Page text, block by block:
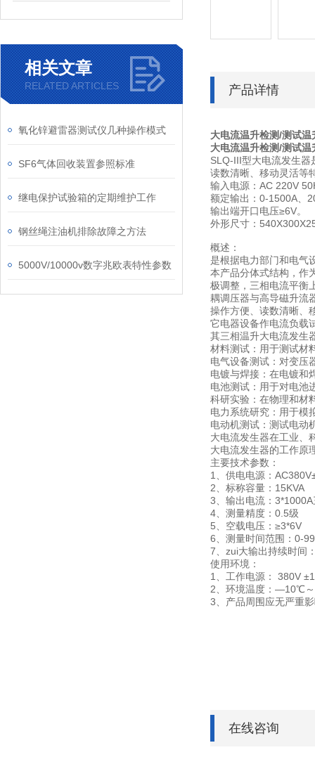
相关文章
RELATED ARTICLES
氧化锌避雷器测试仪几种操作模式
SF6气体回收装置参照标准
继电保护试验箱的定期维护工作
钢丝绳注油机排除故障之方法
5000V/10000v数字兆欧表特性参数
产品详情
大电流温升检测/测试温
大电流温升检测/测试温
SLQ-III型大电流发生
读数清晰、移动灵活等
输入电源：AC 220V
额定输出：0-1500A、
输出端开口电压≥6V。
外形尺寸：
概述：
是根据电力部门和电气
本产品分体式结构，作
极调整，三相电流平衡
耦调压器与高导磁升流
操作方便、读数清晰、
它电器设备作电流负载
其三相温升大电流发生
材料测试：用于测试材
电气设备测试：对变压
电镀与焊接：在电镀和
电池测试：用于对电池
科研实验：在物理和材
电力系统研究：用于模
电动机测试：测试电动
大电流发生器在工业、
大电流发生器的工作原
主要技术参数：
1、供电电源：
2、标称容量：15KVA
3、输出电流：
4、测量精度：0.5级
5、空载电压：≥3*6V
6、测量时间范围：0-
7、zui大输出持续时间
使用环境：
1、工作电源： 380V
2、环境温度：—10℃
3、产品周围应无严重
在线咨询